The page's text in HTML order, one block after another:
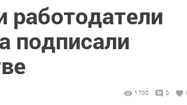
подписали
1700 0